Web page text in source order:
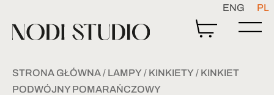
ENG PL
STRONA GŁÓWNA/ LAMPY / KINKIETY / KINKIET
PODWÓJNY POMARAŃCZOWY